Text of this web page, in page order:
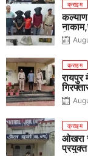
क्राइम
क्राइम
रायपुर
क्राइम
ओखरा
प्रयुक्त